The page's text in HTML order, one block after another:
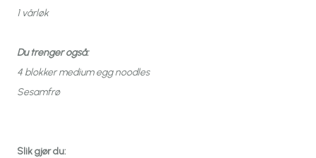
1 vårløk
Du trenger også:
4 blokker medium egg noodles
Sesamfrø
Slik gjør du: